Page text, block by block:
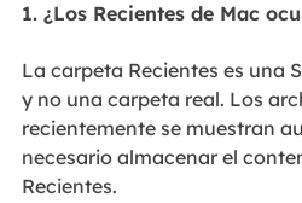
1. ¿Los Recientes de Mac
La carpeta Recientes es una
y no una carpeta real. Los
recientemente se muestran
necesario almacenar el
Recientes.